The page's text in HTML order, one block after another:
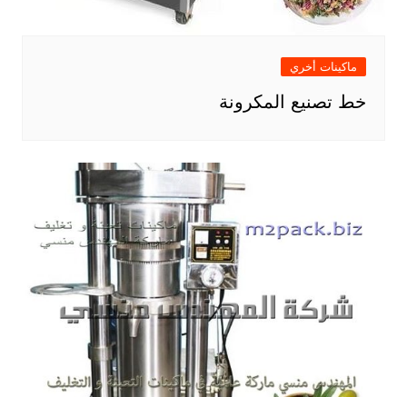
ماكينات أخري
خط تصنيع المكرونة